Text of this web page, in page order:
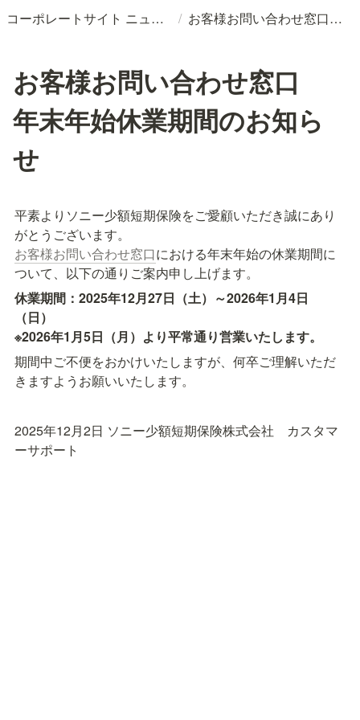
コーポレートサイト ニュースリリースDB / お客様お問い合わせ窓口 年末年始休業期間のお知らせ
お客様お問い合わせ窓口
年末年始休業期間のお知ら
せ
平素よりソニー少額短期保険をご愛顧いただき誠にあり
お客様お問い合わせ窓口における年末年始の休業期間に
ついて、以下の通りご案内申し上げます。
休業期間：2025年12月27日（土）～2026年1月4日
（日）
※2026年1月5日（月）より平常通り営業いたします。
期間中ご不便をおかけいたしますが、何卒ご理解いただ
きますようお願いいたします。
2025年12月2日 ソニー少額短期保険株式会社　カスタマ
ーサポート